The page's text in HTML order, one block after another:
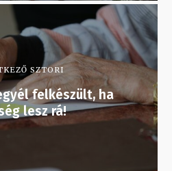
SZTORI
felkészült, ha
lesz rá!